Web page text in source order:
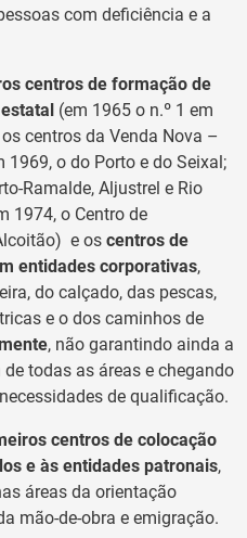
com deficiência e a
centros de formação de
(em 1965 o n.º 1 em
centros da Venda Nova –
1969, o do Porto e do Seixal;
Ramalde, Aljustrel e Rio
1974, o Centro de
e os centros de
entidades corporativas,
do calçado, das pescas,
e o dos caminhos de
, não garantindo ainda a
todas as áreas e chegando
de qualificação.
centros de colocação
e às entidades patronais,
áreas da orientação
mão-de-obra e emigração.